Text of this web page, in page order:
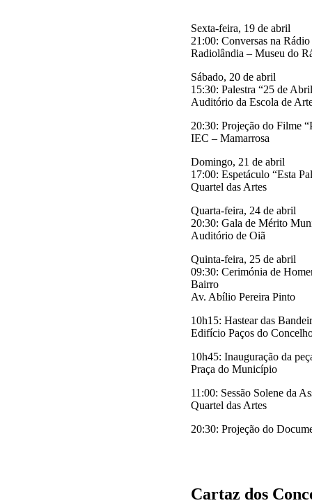
Sexta-feira, 19 de abril
21:00: Conversas na
Radiolândia – Museu do
Sábado, 20 de abril
15:30: Palestra “25 de
Auditório da Escola de
20:30: Projeção do Filme
IEC – Mamarrosa
Domingo, 21 de abril
17:00: Espetáculo “Esta
Quartel das Artes
Quarta-feira, 24 de abril
20:30: Gala de Mérito
Auditório de Oiã
Quinta-feira, 25 de abril
09:30: Cerimónia de
Bairro
Av. Abílio Pereira Pinto
10h15: Hastear das
Edifício Paços do
10h45: Inauguração da
Praça do Município
11:00: Sessão Solene da
Quartel das Artes
20:30: Projeção do
Cartaz dos